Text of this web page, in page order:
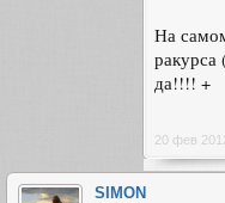
На
ракурса
да!!!! +
20 фев
SIMON